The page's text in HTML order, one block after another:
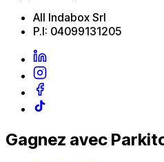
All Indabox Srl
P.I: 04099131205
Gagnez avec